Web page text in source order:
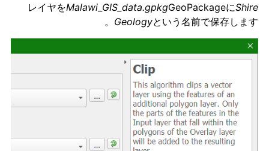
レイヤをMalawi_GIS_data.gpkgGeoPackageにShire
Geologyという名前で保存します。